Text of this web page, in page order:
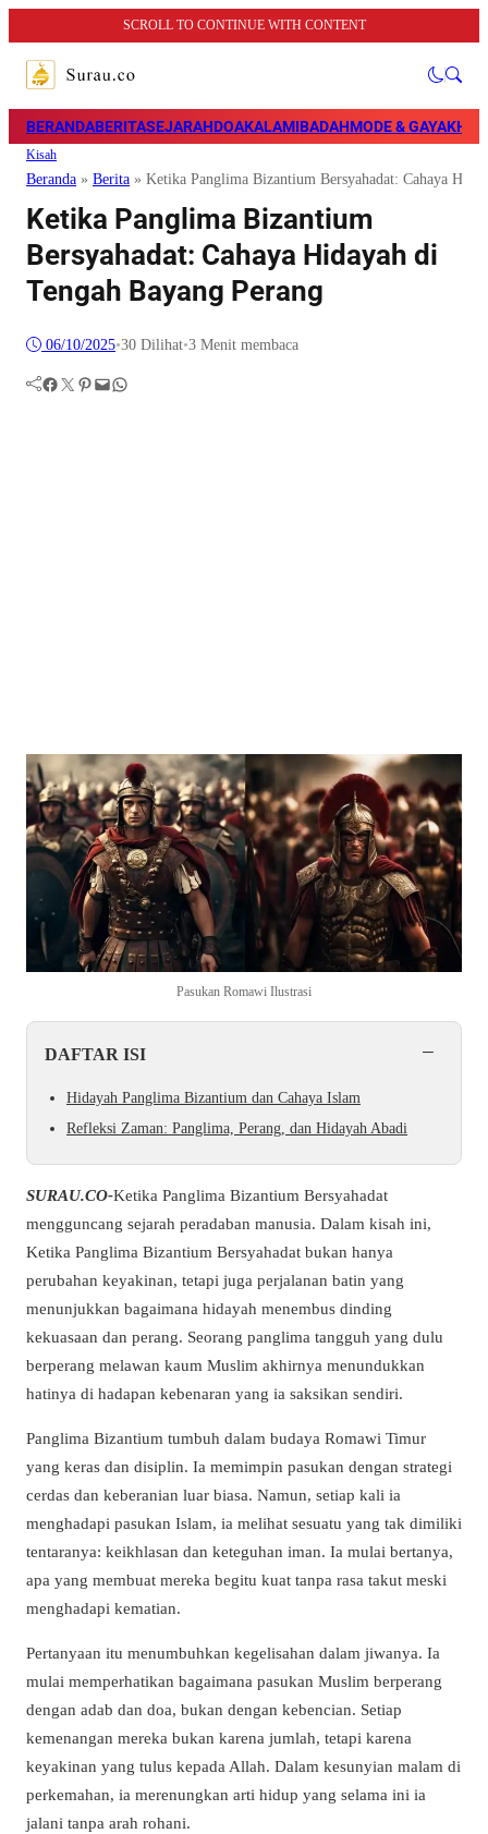
SCROLL TO CONTINUE WITH CONTENT
BERANDABERITASEJARAHDOAKALAMIBADAHMODE & GAYA
Kisah
Beranda » Berita » Ketika Panglima Bizantium Bersyahadat: Cahaya
Ketika Panglima Bizantium
Bersyahadat: Cahaya Hidayah di
Tengah Bayang Perang
06/10/2025•30 Dilihat•3 Menit membaca
Facebook Twitter Pinterest Mail WhatsApp
Pasukan Romawi Ilustrasi
DAFTAR ISI −
Hidayah Panglima Bizantium dan Cahaya Islam
Refleksi Zaman: Panglima, Perang, dan Hidayah Abadi
SURAU.CO-Ketika Panglima Bizantium Bersyahadat
mengguncang sejarah peradaban manusia. Dalam kisah ini,
Ketika Panglima Bizantium Bersyahadat bukan hanya
perubahan keyakinan, tetapi juga perjalanan batin yang
menunjukkan bagaimana hidayah menembus dinding
kekuasaan dan perang. Seorang panglima tangguh yang dulu
berperang melawan kaum Muslim akhirnya menundukkan
hatinya di hadapan kebenaran yang ia saksikan sendiri.
Panglima Bizantium tumbuh dalam budaya Romawi Timur
yang keras dan disiplin. Ia memimpin pasukan dengan strategi
cerdas dan keberanian luar biasa. Namun, setiap kali ia
menghadapi pasukan Islam, ia melihat sesuatu yang tak dimiliki
tentaranya: keikhlasan dan keteguhan iman. Ia mulai bertanya,
apa yang membuat mereka begitu kuat tanpa rasa takut meski
menghadapi kematian.
Pertanyaan itu menumbuhkan kegelisahan dalam jiwanya. Ia
mulai memperhatikan bagaimana pasukan Muslim berperang
dengan adab dan doa, bukan dengan kebencian. Setiap
kemenangan mereka bukan karena jumlah, tetapi karena
keyakinan yang tulus kepada Allah. Dalam kesunyian malam di
perkemahan, ia merenungkan arti hidup yang selama ini ia
jalani tanpa arah rohani.